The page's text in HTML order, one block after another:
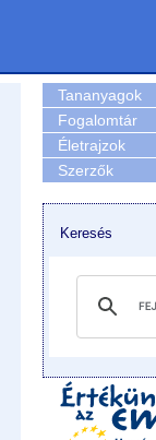
Tananyagok
Fogalomtár
Életrajzok
Szerzők
Keresés